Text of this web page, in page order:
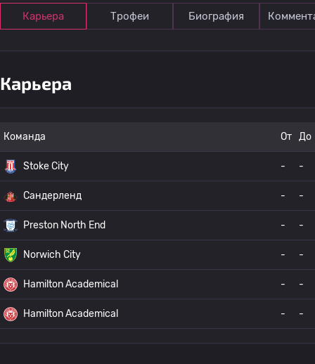
Карьера Трофеи Биография
Карьера
Команда От До
Stoke City - -
Сандерленд - -
Preston North End - -
Norwich City - -
Hamilton Academical - -
Hamilton Academical - -